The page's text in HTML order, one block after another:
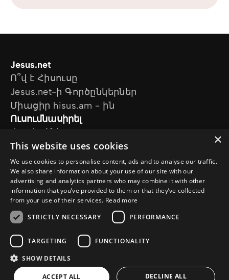
Jesus.net
Ո՞վ է Հիսուսը
Jesus.net-ի Գործընկերներ
Միացիր hisus.am - ին
Ուսումնասիրել
Հոդվածներ
Տեսանյութեր
Մեր նախագծերը
Ես հարց ունեմ
Հետևեք մեզ
© Copyright 2026 Hisus.am
Գաղտնիության քաղաքականություն
×
This website uses cookies
We use cookies to personalise content, ads and to analyse our traffic.
We also share information about your use of our site with our
advertising and analytics partners who may combine it with other
information that you’ve provided to them or that they’ve collected
from your use of their services. Read more
STRICTLY NECESSARY
PERFORMANCE
TARGETING FUNCTIONALITY
SHOW DETAILS
ACCEPT ALL DECLINE ALL